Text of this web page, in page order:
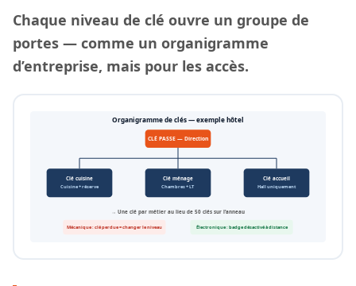
Chaque niveau de clé ouvre un groupe de
portes — comme un organigramme
d’entreprise, mais pour les accès.
Organigramme de clés — exemple hôtel
CLÉ PASSE — Direction
Clé cuisine
Cuisine + réserve
Clé ménage
Chambres + LT
Clé accueil
Hall uniquement
→ Une clé par métier au lieu de 50 clés sur l’anneau
Mécanique : clé perdue = changer le niveau Électronique : badge désactivé à distance